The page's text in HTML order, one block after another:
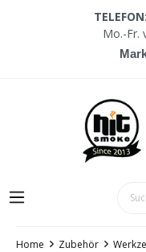
Mo.-Fr.
Home Zubehör